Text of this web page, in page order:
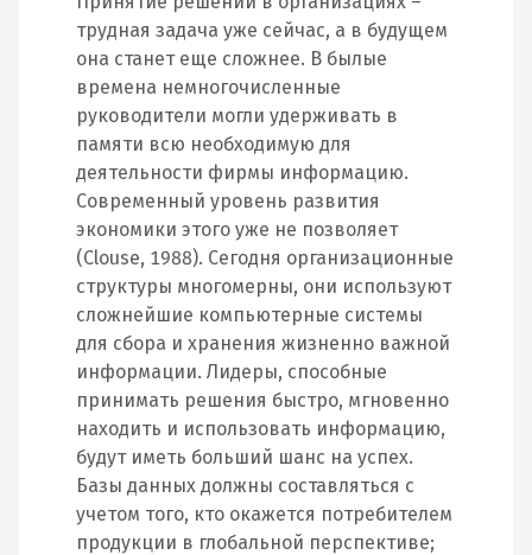
трудная задача уже сейчас, а в будущем
она станет еще сложнее. В былые
времена немногочисленные
руководители могли удерживать в
памяти всю необходимую для
деятельности фирмы информацию.
Современный уровень развития
экономики этого уже не позволяет
(Clouse, 1988). Сегодня организационные
структуры многомерны, они используют
сложнейшие компьютерные системы
для сбора и хранения жизненно важной
информации. Лидеры, способные
принимать решения быстро, мгновенно
находить и использовать информацию,
будут иметь больший шанс на успех.
Базы данных должны составляться с
учетом того, кто окажется потребителем
продукции в глобальной перспективе;